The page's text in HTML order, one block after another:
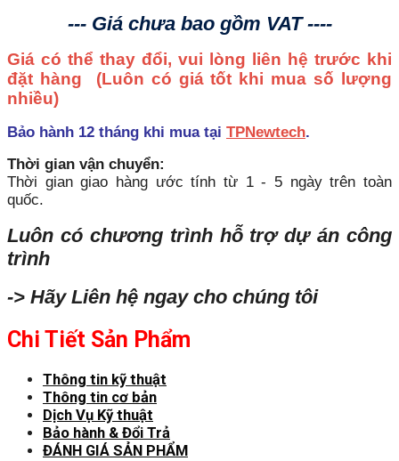
--- Giá chưa bao gồm VAT ----
Giá có thể thay đổi, vui lòng liên hệ trước khi
đặt hàng (Luôn có giá tốt khi mua số lượng
nhiều)
Bảo hành 12 tháng khi mua tại TPNewtech.
Thời gian vận chuyển:
Thời gian giao hàng ước tính từ 1 - 5 ngày trên toàn
quốc.
Luôn có chương trình hỗ trợ dự án công
trình
-> Hãy Liên hệ ngay cho chúng tôi
Chi Tiết Sản Phẩm
Thông tin kỹ thuật
Thông tin cơ bản
Dịch Vụ Kỹ thuật
Bảo hành & Đổi Trả
ĐÁNH GIÁ SẢN PHẨM